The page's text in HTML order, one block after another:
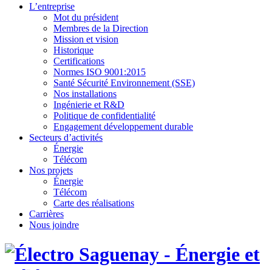
L’entreprise
Mot du président
Membres de la Direction
Mission et vision
Historique
Certifications
Normes ISO 9001:2015
Santé Sécurité Environnement (SSE)
Nos installations
Ingénierie et R&D
Politique de confidentialité
Engagement développement durable
Secteurs d’activités
Énergie
Télécom
Nos projets
Énergie
Télécom
Carte des réalisations
Carrières
Nous joindre